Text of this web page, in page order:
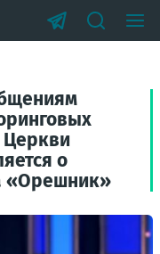
Церкви
о
«Орешник»